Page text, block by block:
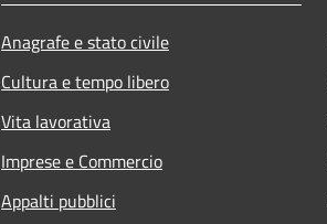
Anagrafe e stato civile
Cultura e tempo libero
Vita lavorativa
Imprese e Commercio
Appalti pubblici